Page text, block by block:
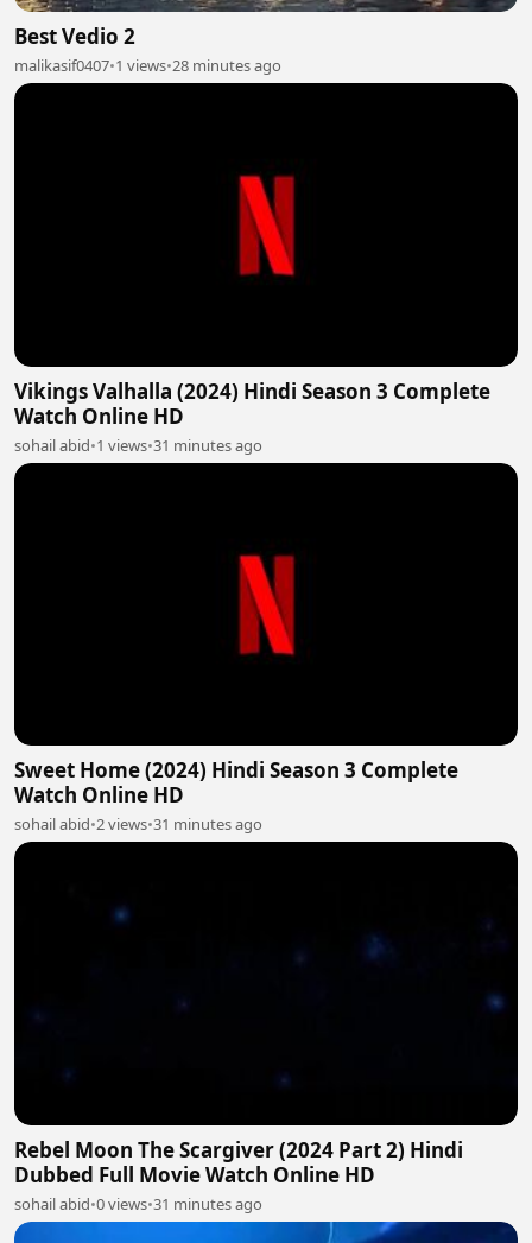
Best Vedio 2
malikasif0407•1 views•28 minutes ago
Vikings Valhalla (2024) Hindi Season 3 Complete
Watch Online HD
sohail abid•1 views•31 minutes ago
Sweet Home (2024) Hindi Season 3 Complete
Watch Online HD
sohail abid•2 views•31 minutes ago
Rebel Moon The Scargiver (2024 Part 2) Hindi
Dubbed Full Movie Watch Online HD
sohail abid•0 views•31 minutes ago